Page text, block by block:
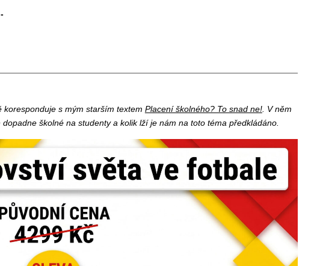
-
koresponduje s mým starším textem Placení školného? To snad ne!. V něm
školné na studenty a kolik lží je nám na toto téma předkládáno.